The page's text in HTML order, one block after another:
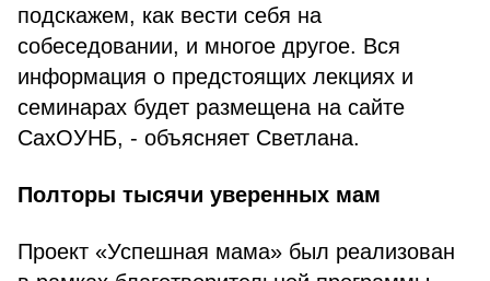
подскажем, как вести себя на
собеседовании, и многое другое. Вся
информация о предстоящих лекциях и
семинарах будет размещена на сайте
СахОУНБ, - объясняет Светлана.
Полторы тысячи уверенных мам
Проект «Успешная мама» был реализован